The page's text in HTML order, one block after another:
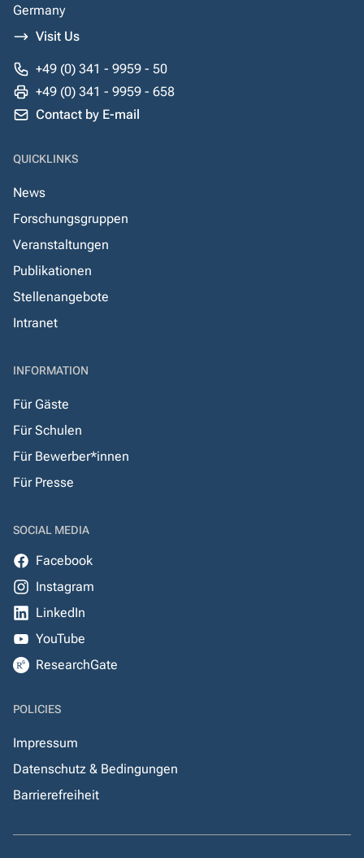
Germany
Visit Us
+49 (0) 341 - 9959 - 50
+49 (0) 341 - 9959 - 658
Contact by E-mail
QUICKLINKS
News
Forschungsgruppen
Veranstaltungen
Publikationen
Stellenangebote
Intranet
INFORMATION
Für Gäste
Für Schulen
Für Bewerber*innen
Für Presse
SOCIAL MEDIA
Facebook
Instagram
LinkedIn
YouTube
ResearchGate
POLICIES
Impressum
Datenschutz & Bedingungen
Barrierefreiheit